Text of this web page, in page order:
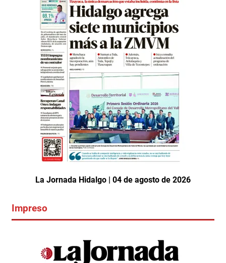
La Jornada Hidalgo | 04 de agosto de 2026
Impreso